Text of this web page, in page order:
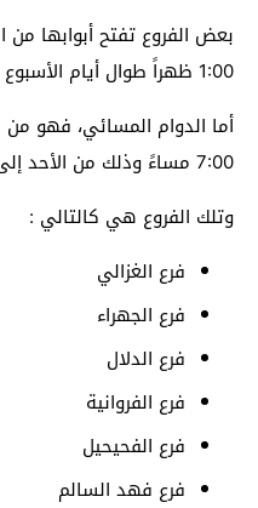
1:00 ظهراً طوال أيام الأسبوع باستثناء يومي الجمعة والسبت.
7:00 مساءً وذلك من الأحد إلى الأربعاء فقط.
وتلك الفروع هي كالتالي :
فرع الغزالي
فرع الجهراء
فرع الدلال
فرع الفروانية
فرع الفحيحيل
فرع فهد السالم